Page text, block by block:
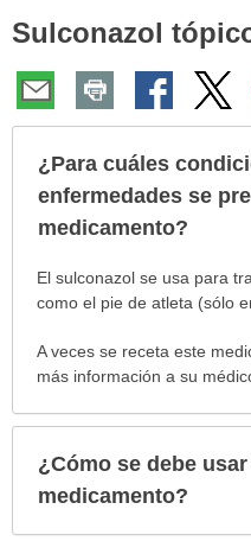
Sulconazol
¿Para cuáles
enfermedades se
medicamento?
¿Para
cuáles
enfermedades
prescribe
medicamento?
El sulconazol se usa para
como el pie de atleta (sólo
A veces se receta este
más información a su
¿Cómo se debe
medicamento?